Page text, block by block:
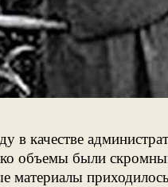
в качестве
были
материалы